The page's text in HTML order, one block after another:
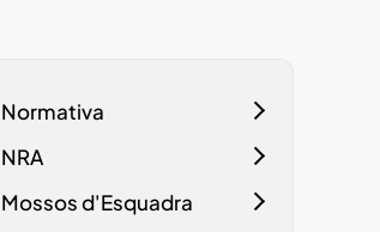
Normativa
NRA
Mossos d'Esquadra